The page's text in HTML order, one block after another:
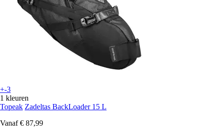
+-3
1 kleuren
Topeak Zadeltas BackLoader 15 L
Vanaf € 87,99